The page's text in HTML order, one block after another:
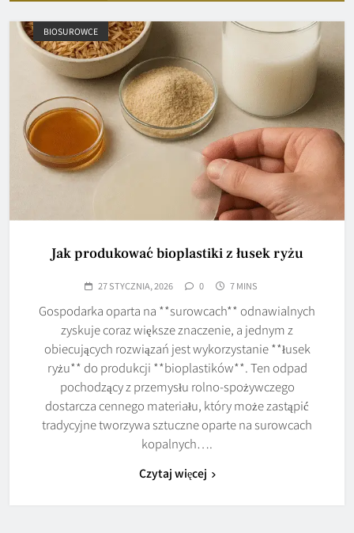
BIOSUROWCE
Jak produkować bioplastiki z łusek ryżu
27 STYCZNIA, 2026 0 7 MINS
Gospodarka oparta na **surowcach** odnawialnych
zyskuje coraz większe znaczenie, a jednym z
obiecujących rozwiązań jest wykorzystanie **łusek
ryżu** do produkcji **bioplastików**. Ten odpad
pochodzący z przemysłu rolno-spożywczego
dostarcza cennego materiału, który może zastąpić
tradycyjne tworzywa sztuczne oparte na surowcach
kopalnych….
Czytaj więcej